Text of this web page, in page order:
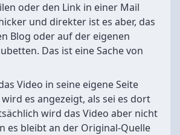
oder den Link in einer Mail
und direkter ist es aber, das
Blog oder auf der eigenen
Das ist eine Sache von
Video in seine eigene Seite
es angezeigt, als sei es dort
wird das Video aber nicht
es bleibt an der Original-Quelle